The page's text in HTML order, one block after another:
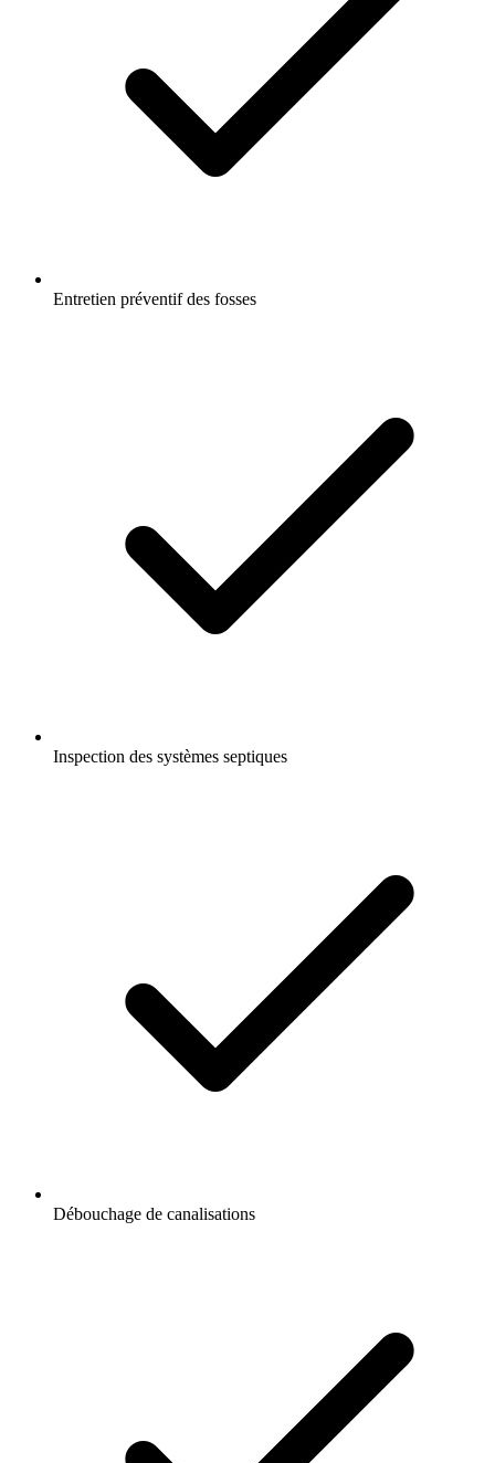
Entretien préventif des fosses
Inspection des systèmes septiques
Débouchage de canalisations